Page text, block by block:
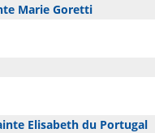
Marie Goretti
Elisabeth du Portugal